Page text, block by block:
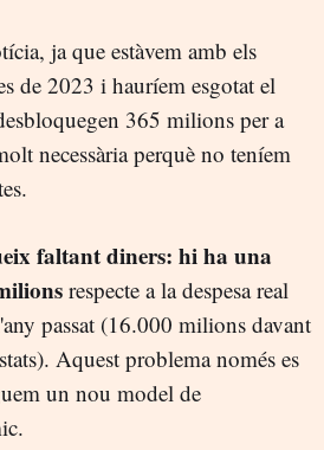
ja que estàvem amb els
de 2023 i hauríem esgotat el
365 milions per a
necessària perquè no teníem
faltant diners: hi ha una
respecte a la despesa real
passat (16.000 milions davant
Aquest problema només es
un nou model de